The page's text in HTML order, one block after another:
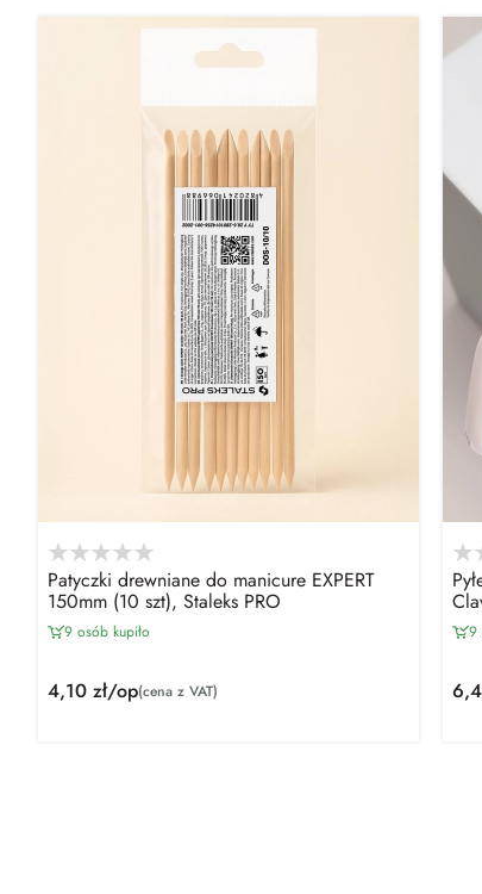
Patyczki drewniane do manicure EXPERT
150mm (10 szt), Staleks PRO
9 osób kupiło
4,10 zł/op(cena z VAT)
9